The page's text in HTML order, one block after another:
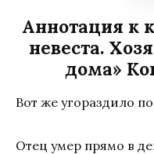
Аннотация к
невеста.
дома»
Вот же угораздило
Отец умер прямо в